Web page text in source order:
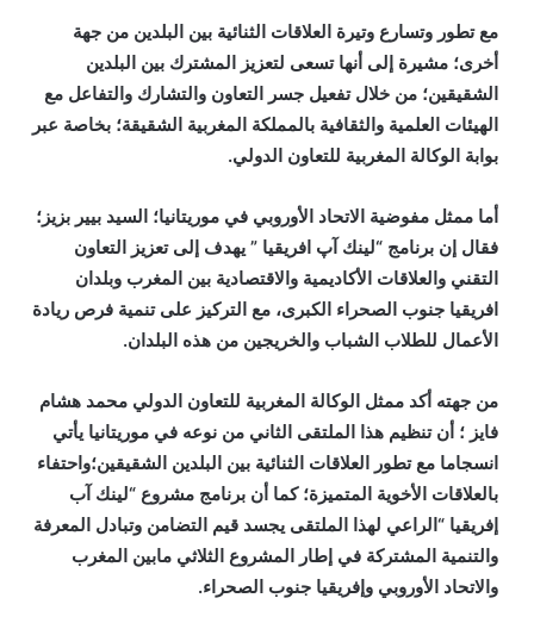
مع تطور وتسارع وتيرة العلاقات الثنائية بين البلدين من جهة
أخرى؛ مشيرة إلى أنها تسعى لتعزيز المشترك بين البلدين
الشقيقين؛ من خلال تفعيل جسر التعاون والتشارك والتفاعل مع
الهيئات العلمية والثقافية بالمملكة المغربية الشقيقة؛ بخاصة عبر
بوابة الوكالة المغربية للتعاون الدولي.
أما ممثل مفوضية الاتحاد الأوروبي في موريتانيا؛ السيد بيير بزيز؛
فقال إن برنامج “لينك آپ افريقيا ” يهدف إلى تعزيز التعاون
التقني والعلاقات الأكاديمية والاقتصادية بين المغرب وبلدان
افريقيا جنوب الصحراء الكبرى، مع التركيز على تنمية فرص ريادة
الأعمال للطلاب الشباب والخريجين من هذه البلدان.
من جهته أكد ممثل الوكالة المغربية للتعاون الدولي محمد هشام
فايز ؛ أن تنظيم هذا الملتقى الثاني من نوعه في موريتانيا يأتي
انسجاما مع تطور العلاقات الثنائية بين البلدين الشقيقين؛واحتفاء
بالعلاقات الأخوية المتميزة؛ كما أن برنامج مشروع “لينك آب
إفريقيا “الراعي لهذا الملتقى يجسد قيم التضامن وتبادل المعرفة
والتنمية المشتركة في إطار المشروع الثلاثي مابين المغرب
والاتحاد الأوروبي وإفريقيا جنوب الصحراء.